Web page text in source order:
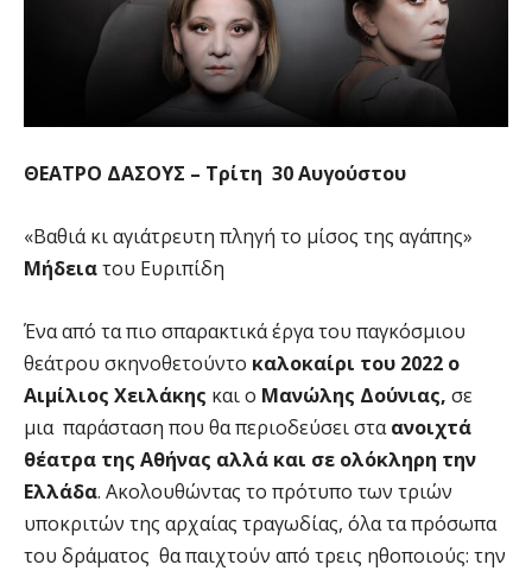
ΘΕΑΤΡΟ ΔΑΣΟΥΣ – Τρίτη 30 Αυγούστου
«Βαθιά κι αγιάτρευτη πληγή το μίσος της αγάπης»
Μήδειατου Ευριπίδη
Ένα από τα πιο σπαρακτικά έργα του παγκόσμιου
θεάτρου σκηνοθετούντο καλοκαίρι του 2022 ο
Αιμίλιος Χειλάκης και ο Μανώλης Δούνιας, σε
μια παράσταση που θα περιοδεύσει σταανοιχτά
θέατρα της Αθήνας αλλά και σε ολόκληρη την
Ελλάδα. Ακολουθώντας το πρότυπο των τριών
υποκριτών της αρχαίας τραγωδίας, όλα τα πρόσωπα
του δράματος θα παιχτούν από τρεις ηθοποιούς: την